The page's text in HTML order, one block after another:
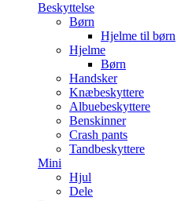
Beskyttelse
Børn
Hjelme til børn
Hjelme
Børn
Handsker
Knæbeskyttere
Albuebeskyttere
Benskinner
Crash pants
Tandbeskyttere
Mini
Hjul
Dele